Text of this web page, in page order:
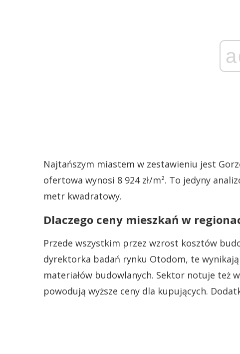
Najtańszym miastem w zestawieniu jest
ofertowa wynosi 8 924 zł/m². To jedyny
metr kwadratowy.
Dlaczego ceny mieszkań w
Przede wszystkim przez wzrost kosztów
dyrektorka badań rynku Otodom, te
materiałów budowlanych. Sektor notuje też
powodują wyższe ceny dla kupujących.